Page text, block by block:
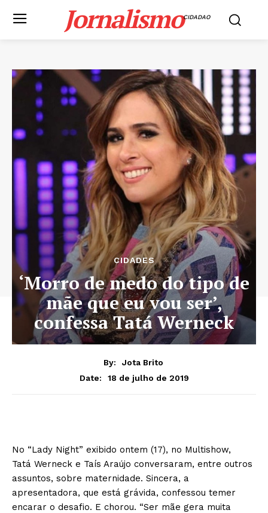
JornalismoCIDADAO
CIDADES
‘Morro de medo do tipo de
mãe que eu vou ser’,
confessa Tatá Werneck
By:
Jota Brito
Date:
18 de julho de 2019
No “Lady Night” exibido ontem (17), no Multishow,
Tatá Werneck e Taís Araújo conversaram, entre outros
assuntos, sobre maternidade. Sincera, a
apresentadora, que está grávida, confessou temer
encarar o desafio. E chorou. “Ser mãe gera muita